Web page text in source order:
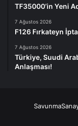
TF35000’in Yeni
7 Ağustos 2026
F126 Fırkateyn
7 Ağustos 2026
Türkiye, Suudi
Anlaşması!